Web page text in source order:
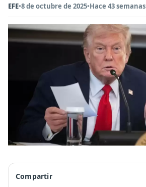
EFE•8 de octubre de 2025•Hace 43 semanas
Compartir